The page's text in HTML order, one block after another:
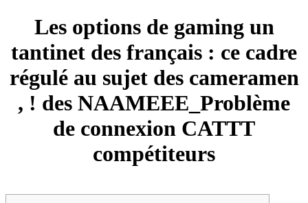
Les options de gaming un
tantinet des français : ce cadre
régulé au sujet des cameramen
, ! des NAAMEEE_Problème
de connexion CATTT
compétiteurs